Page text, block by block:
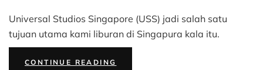
Universal Studios Singapore (USS) jadi salah satu
tujuan utama kami liburan di Singapura kala itu.
CONTINUE READINGWAHANA